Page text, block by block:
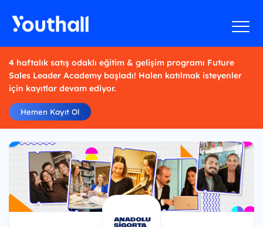
4 haftalık satış odaklı eğitim & gelişim programı Future
Sales Leader Academy başladı! Halen katılmak isteyenler
için kayıtlar devam ediyor.
Hemen Kayıt Ol